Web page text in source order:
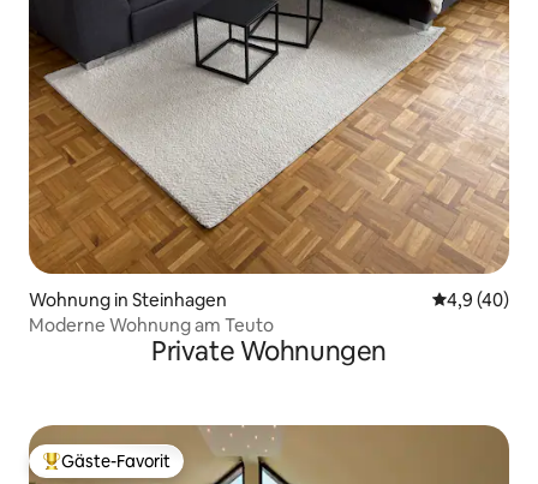
Wohnung in Steinhagen
4,9 (40)
Moderne Wohnung am Teuto
Private Wohnungen
Beliebter Gäste-Favorit.
Gäste-Favorit